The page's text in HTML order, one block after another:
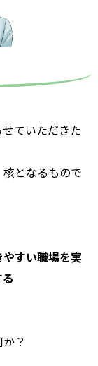
ていただきた
核となるもので
やすい職場を実
？